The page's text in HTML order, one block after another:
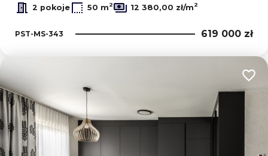
2 pokoje
50 m2 12 380,00 zł/m2
PST-MS-343 619 000 zł